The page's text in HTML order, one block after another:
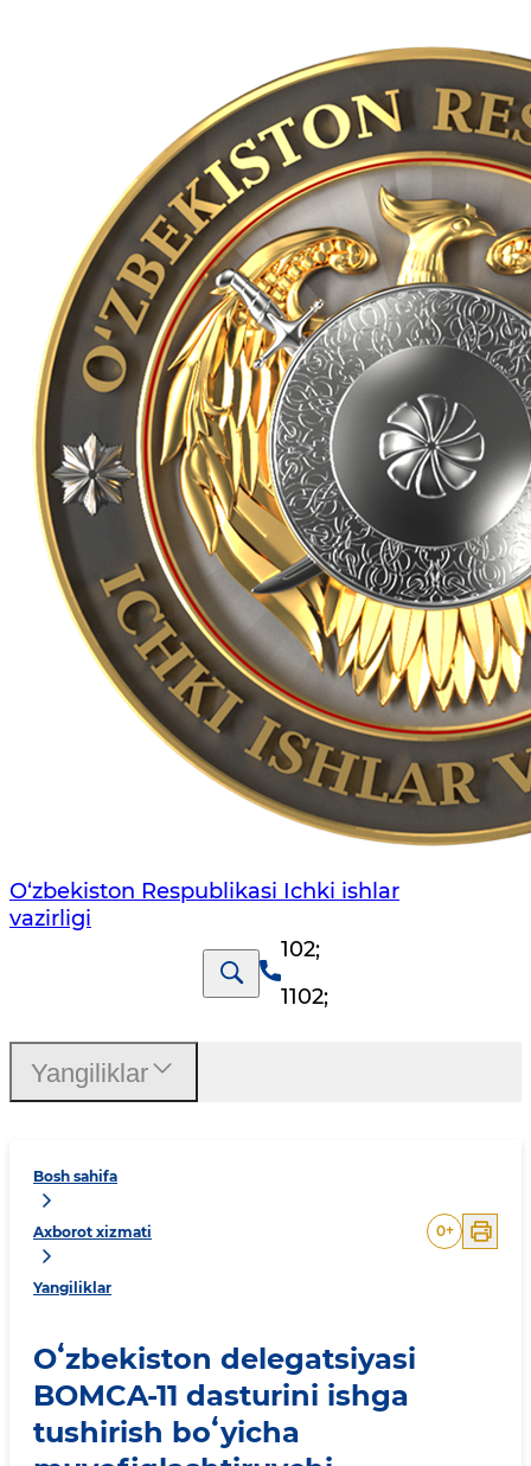
O‘zbеkiston Rеspublikаsi Ichki ishlаr
vаzirligi
102;
1102;
Bosh sahifa
Axborot xizmati
Yangiliklar
0+
Oʻzbekiston delegatsiyasi
BOMCA-11 dasturini ishga
tushirish boʻyicha
Yangiliklar